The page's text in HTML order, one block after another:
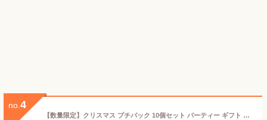
no. 4
【数量限定】クリスマス プチパック 10個セット パーティー ギフト クリスマスイベント ばらまき Xmas 配り物 メリークリスマス 粗品 販促品 記念品 発表会 子供 おしゃれ 雑貨 キャンディ 幼稚園 保育園 塾 送別会 子供会 イベント 景品 粗品